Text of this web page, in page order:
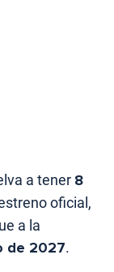
a tener 8
oficial,
a la
de 2027.